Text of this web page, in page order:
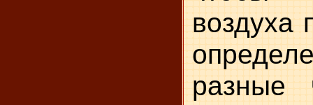
воздуха